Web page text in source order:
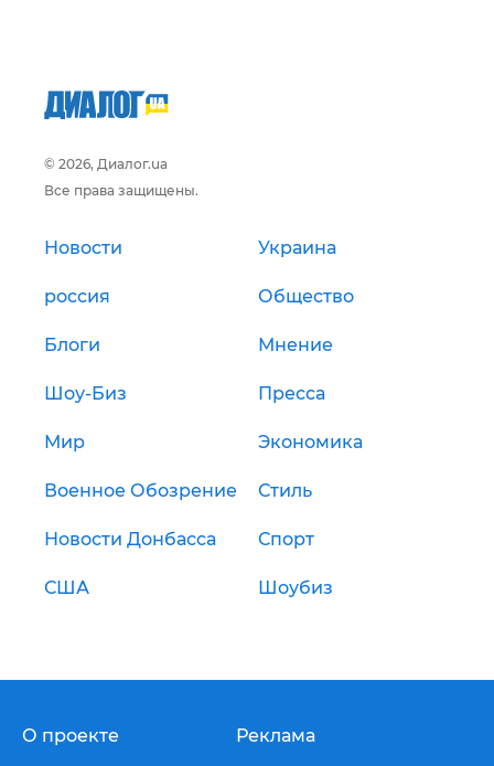
© 2026, Диалог.ua
Все права защищены.
Новости Украина
россия Общество
Блоги Мнение
Шоу-Биз Пресса
Мир Экономика
Военное Обозрение Стиль
Новости Донбасса Спорт
США Шоубиз
О проекте Реклама